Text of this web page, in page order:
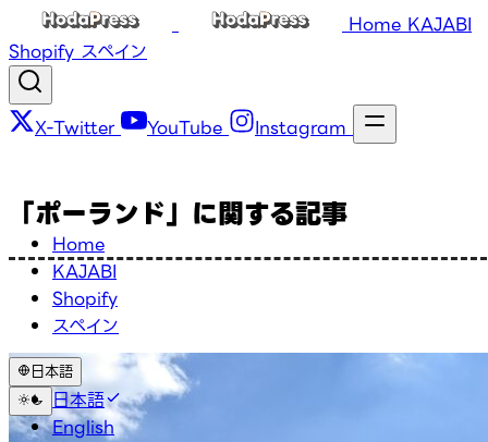
Home KAJABI
Shopify スペイン
X-Twitter YouTube Instagram
Home
KAJABI
Shopify
スペイン
日本語
日本語
English
「ポーランド」に関する記事